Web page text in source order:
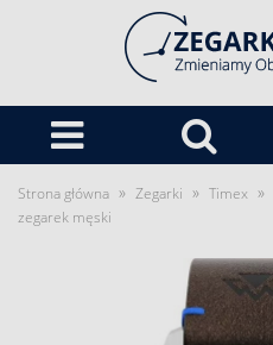
Strona główna » Zegarki » Timex »
zegarek męski